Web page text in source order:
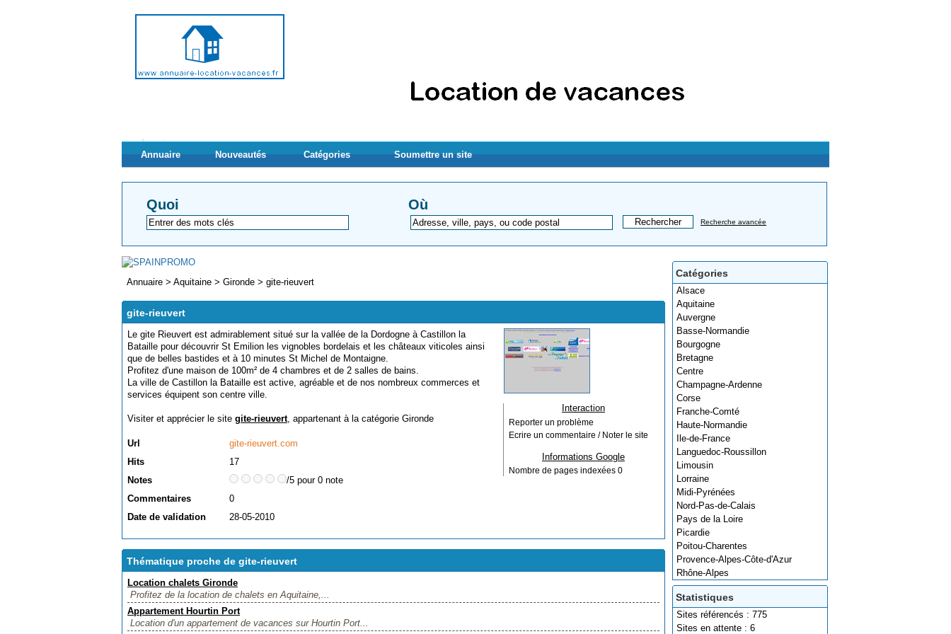
Annuaire Nouveautés Catégories Soumettre un site
Quoi Où
Recherche avancée
Catégories
Alsace
Aquitaine
Auvergne
Basse-Normandie
Bourgogne
Bretagne
Centre
Champagne-Ardenne
Corse
Franche-Comté
Haute-Normandie
Ile-de-France
Languedoc-Roussillon
Limousin
Lorraine
Midi-Pyrénées
Nord-Pas-de-Calais
Pays de la Loire
Picardie
Poitou-Charentes
Provence-Alpes-Côte-d'Azur
Rhône-Alpes
Statistiques
Sites référencés : 775
Sites en attente : 6
Annuaire > Aquitaine > Gironde > gite-rieuvert
gite-rieuvert
Le gite Rieuvert est admirablement situé sur la vallée de la Dordogne à Castillon la
Bataille pour découvrir St Emilion les vignobles bordelais et les châteaux viticoles ainsi
que de belles bastides et à 10 minutes St Michel de Montaigne.
Profitez d'une maison de 100m² de 4 chambres et de 2 salles de bains.
La ville de Castillon la Bataille est active, agréable et de nos nombreux commerces et
services équipent son centre ville.
Visiter et apprécier le site gite-rieuvert, appartenant à la catégorie Gironde
Url
gite-rieuvert.com
Hits
17
Notes
/5 pour 0 note
Commentaires
0
Date de validation
28-05-2010
Interaction
Reporter un problème
Ecrire un commentaire / Noter le site
Informations Google
Nombre de pages indexées 0
Thématique proche de gite-rieuvert
Location chalets Gironde
Profitez de la location de chalets en Aquitaine,...
Appartement Hourtin Port
Location d'un appartement de vacances sur Hourtin Port...